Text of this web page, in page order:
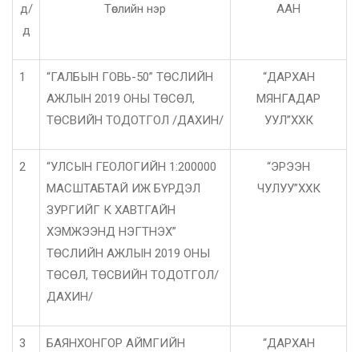
д/
д
Төслийн нэр ААН
1
“ГАЛБЫН ГОВЬ-50” ТӨСЛИЙН
АЖЛЫН 2019 ОНЫ ТӨСӨЛ,
ТӨСВИЙН ТОДОТГОЛ /ДАХИН/
“ДАРХАН
МЯНГАДАР
УУЛ”ХХК
2
“УЛСЫН ГЕОЛОГИЙН 1:200000
МАСШТАБТАЙ ИЖ БҮРДЭЛ
ЗУРГИЙГ К ХАВТГАЙН
ХЭМЖЭЭНД НЭГТНЭХ”
ТӨСЛИЙН АЖЛЫН 2019 ОНЫ
ТӨСӨЛ, ТӨСВИЙН ТОДОТГОЛ/
ДАХИН/
“ЭРЭЭН
ЧУЛУУ”ХХК
3
БАЯНХОНГОР АЙМГИЙН
“ДАРХАН